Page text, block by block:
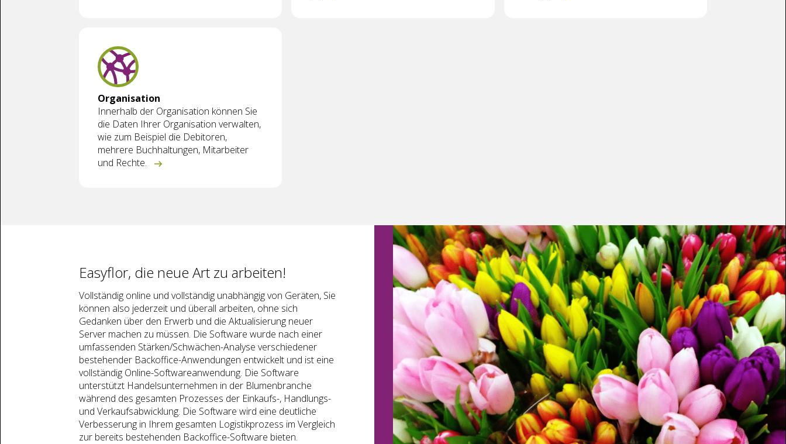
Organisation
Innerhalb der Organisation können Sie
die Daten Ihrer Organisation verwalten,
wie zum Beispiel die Debitoren,
mehrere Buchhaltungen, Mitarbeiter
und Rechte.
Easyflor, die neue Art zu arbeiten!
Vollständig online und vollständig unabhängig von Geräten, Sie
können also jederzeit und überall arbeiten, ohne sich
Gedanken über den Erwerb und die Aktualisierung neuer
Server machen zu müssen. Die Software wurde nach einer
umfassenden Stärken/Schwächen-Analyse verschiedener
bestehender Backoffice-Anwendungen entwickelt und ist eine
vollständig Online-Softwareanwendung. Die Software
unterstützt Handelsunternehmen in der Blumenbranche
während des gesamten Prozesses der Einkaufs-, Handlungs-
und Verkaufsabwicklung. Die Software wird eine deutliche
Verbesserung in Ihrem gesamten Logistikprozess im Vergleich
zur bereits bestehenden Backoffice-Software bieten.